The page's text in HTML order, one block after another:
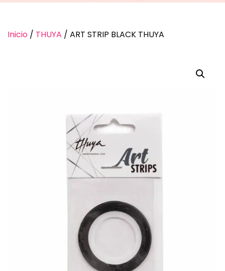
Inicio / THUYA / ART STRIP BLACK THUYA